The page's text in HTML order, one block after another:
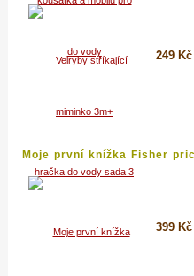
249 Kč
Moje první knížka Fisher
399 Kč